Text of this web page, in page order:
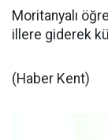
Moritanyalı
illere giderek
(Haber Kent)